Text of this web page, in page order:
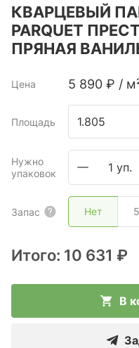
КВАРЦЕВЫЙ
PARQUET
ПРЯНАЯ
Цена 5 890 ₽ /
Площадь
Нужно
упаковок
1 уп.
Запас Нет
Итого: 10 631 ₽
В